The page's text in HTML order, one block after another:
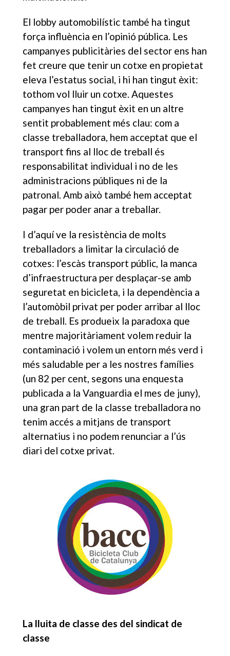
El lobby automobilístic també ha tingut
força influència en l’opinió pública. Les
campanyes publicitàries del sector ens han
fet creure que tenir un cotxe en propietat
eleva l’estatus social, i hi han tingut èxit:
tothom vol lluir un cotxe. Aquestes
campanyes han tingut èxit en un altre
sentit probablement més clau: com a
classe treballadora, hem acceptat que el
transport fins al lloc de treball és
responsabilitat individual i no de les
administracions públiques ni de la
patronal. Amb això també hem acceptat
pagar per poder anar a treballar.
I d’aquí ve la resistència de molts
treballadors a limitar la circulació de
cotxes: l’escàs transport públic, la manca
d’infraestructura per desplaçar-se amb
seguretat en bicicleta, i la dependència a
l’automòbil privat per poder arribar al lloc
de treball. Es produeix la paradoxa que
mentre majoritàriament volem reduir la
contaminació i volem un entorn més verd i
més saludable per a les nostres famílies
(un 82 per cent, segons una enquesta
publicada a la Vanguardia el mes de juny),
una gran part de la classe treballadora no
tenim accés a mitjans de transport
alternatius i no podem renunciar a l’ús
diari del cotxe privat.
La lluita de classe des del sindicat de
classe